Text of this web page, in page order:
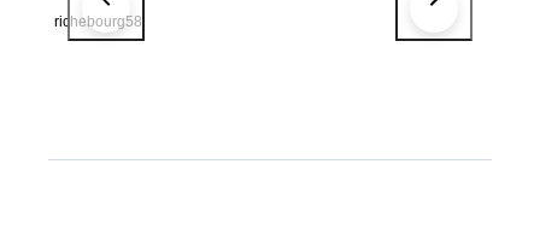
richebourg58